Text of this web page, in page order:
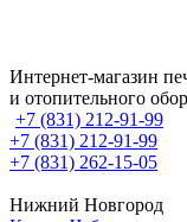
Интернет-магазин
и отопительного
+7 (831) 212-91-99
+7 (831) 212-91-99
+7 (831) 262-15-05
Нижний Новгород